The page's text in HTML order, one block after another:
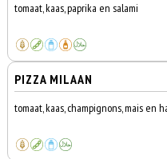
tomaat, kaas, paprika en salami
PIZZA MILAAN
tomaat, kaas, champignons, mais en